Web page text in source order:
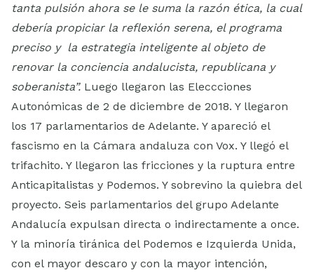
tanta pulsión ahora se le suma la razón ética, la cual
debería propiciar la reflexión serena, el programa
preciso y la estrategia inteligente al objeto de
renovar la conciencia andalucista, republicana y
soberanista”. Luego llegaron las Eleccciones
Autonómicas de 2 de diciembre de 2018. Y llegaron
los 17 parlamentarios de Adelante. Y apareció el
fascismo en la Cámara andaluza con Vox. Y llegó el
trifachito. Y llegaron las fricciones y la ruptura entre
Anticapitalistas y Podemos. Y sobrevino la quiebra del
proyecto. Seis parlamentarios del grupo Adelante
Andalucía expulsan directa o indirectamente a once.
Y la minoría tiránica del Podemos e Izquierda Unida,
con el mayor descaro y con la mayor intención,